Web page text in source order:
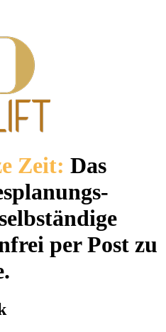
Zeit: Das
per Post zu